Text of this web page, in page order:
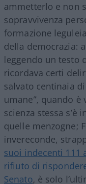
ammetterlo e non
sopravvivenza
formazione
della democrazia:
leggendo un testo
ricordava certi
salvato centinaia
umane”, quando
scienza stessa s’è
quelle menzogne;
invereconde,
suoi indecenti 111
rifiuto di
Senato, è solo